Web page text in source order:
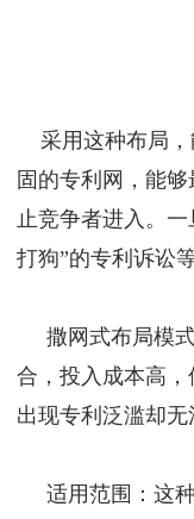
采用这种布局，
固的专利网，能
止竞争者进入。
打狗”的专利诉讼
撒网式布局模式
合，投入成本高
出现专利泛滥却无
适用范围：这种